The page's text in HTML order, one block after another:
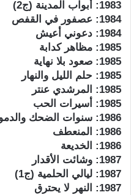
1983: أبواب المدينة (ج2)
1984: عصفور في القفص
1984: دعوني أعيش
1985: مظاهر كدابة
1985: صعود بلا نهاية
1985: حلم الليل والنهار
1985: المرشدي عنتر
1985: أسيرات الحب
1986: سنوات الضحك والدموع
1986: المنعطف
1986: الخديعة
1987: وشائت الأقدار
1987: ليالي الحلمية (ج1)
1987: النهر لا يحترق